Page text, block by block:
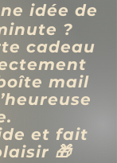
idée de
?
cadeau
mail
et fait
🎁